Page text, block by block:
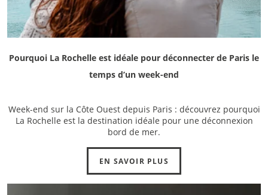
Pourquoi La Rochelle est idéale pour déconnecter de Paris le
temps d’un week-end
Week-end sur la Côte Ouest depuis Paris : découvrez pourquoi
La Rochelle est la destination idéale pour une déconnexion
bord de mer.
EN SAVOIR PLUS